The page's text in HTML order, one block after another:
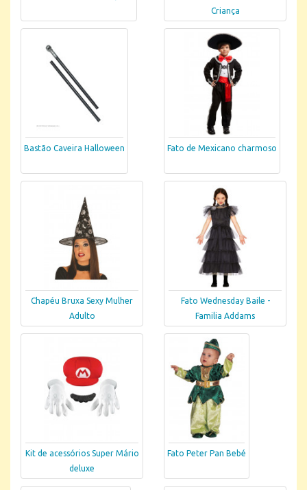
Criança
Bastão Caveira Halloween Fato de Mexicano charmoso
Chapéu Bruxa Sexy Mulher
Adulto
Fato Wednesday Baile -
Familia Addams
Kit de acessórios Super Mário
deluxe
Fato Peter Pan Bebé